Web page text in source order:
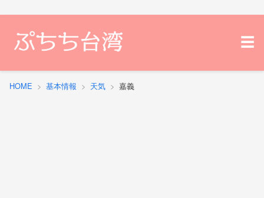
☰
天気
為替レート・計算ツール
台湾のホテル
HOME 基本情報 天気 嘉義